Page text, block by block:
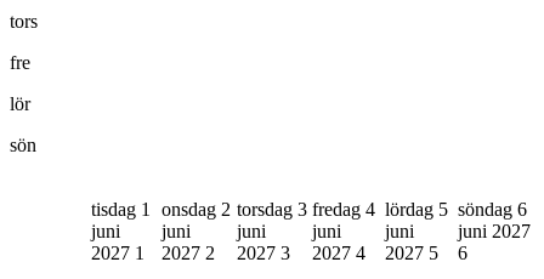
tors
fre
lör
sön
tisdag 1
juni
2027 1
onsdag 2
juni
2027 2
torsdag 3
juni
2027 3
fredag 4
juni
2027 4
lördag 5
juni
2027 5
söndag 6
juni 2027
6